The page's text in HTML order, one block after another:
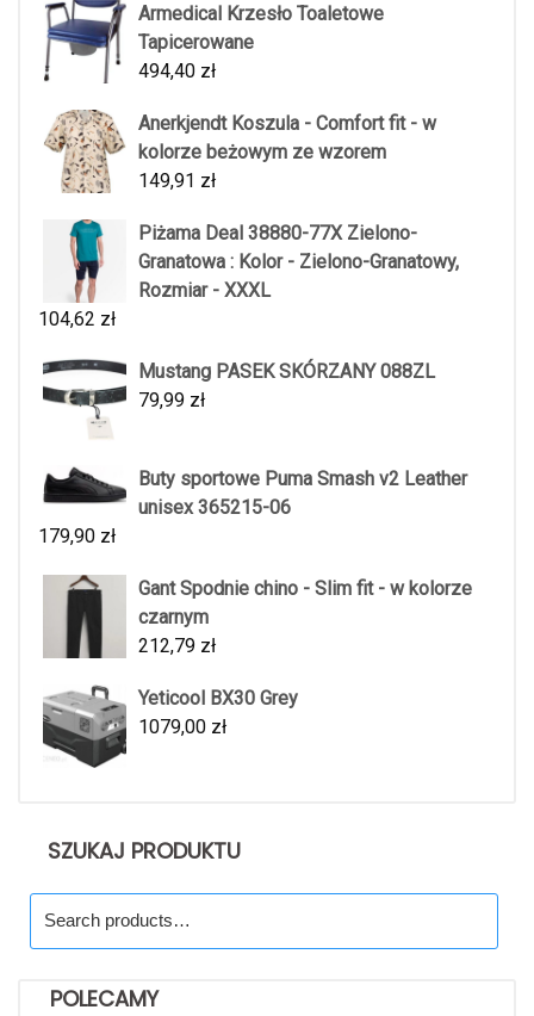
Armedical Krzesło Toaletowe
Tapicerowane
494,40 zł
Anerkjendt Koszula - Comfort fit - w
kolorze beżowym ze wzorem
149,91 zł
Piżama Deal 38880-77X Zielono-
Granatowa : Kolor - Zielono-Granatowy,
Rozmiar - XXXL
104,62 zł
Mustang PASEK SKÓRZANY 088ZL
79,99 zł
Buty sportowe Puma Smash v2 Leather
unisex 365215-06
179,90 zł
Gant Spodnie chino - Slim fit - w kolorze
czarnym
212,79 zł
Yeticool BX30 Grey
1079,00 zł
SZUKAJ PRODUKTU
for:
POLECAMY